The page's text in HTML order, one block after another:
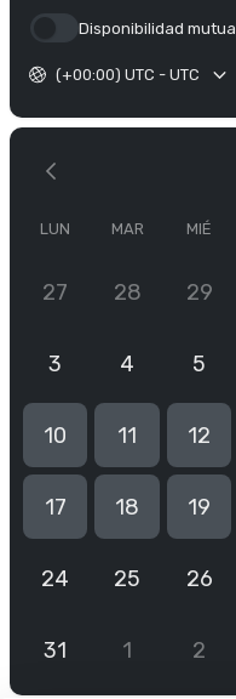
Disponibilidad mutua
(+00:00) UTC - UTC
LUN MAR MIÉ
27 28 29
3 4 5
10 11 12
17 18 19
24 25 26
31 1 2